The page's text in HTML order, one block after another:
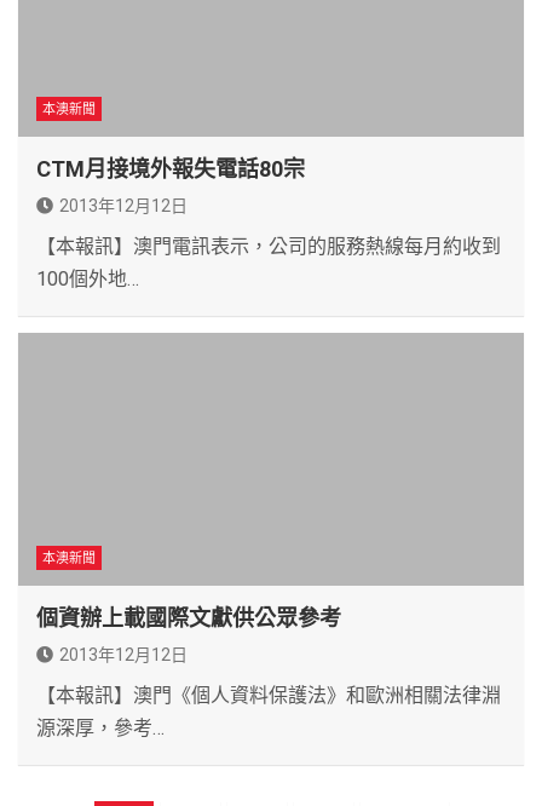
本澳新聞
CTM月接境外報失電話80宗
2013年12月12日
【本報訊】澳門電訊表示，公司的服務熱線每月約收到
100個外地…
本澳新聞
個資辦上載國際文獻供公眾參考
2013年12月12日
【本報訊】澳門《個人資料保護法》和歐洲相關法律淵
源深厚，參考…